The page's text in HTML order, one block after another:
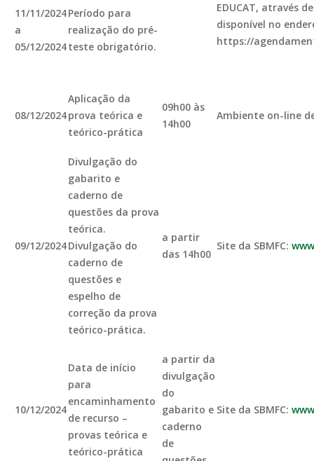
11/11/2024
a
05/12/2024
Período para
realização do pré-
teste obrigatório.
EDUCAT, através
disponível no
https://
08/12/2024
Aplicação da
prova teórica e
teórico-prática
09h00 às
14h00
Ambiente on-line
09/12/2024
Divulgação do
gabarito e
caderno de
questões da prova
teórica.
Divulgação do
caderno de
questões e
espelho de
correção da prova
teórico-prática.
a partir
das 14h00
Site da SBMFC:
10/12/2024
Data de início
para
encaminhamento
de recurso –
provas teórica e
teórico-prática
a partir da
divulgação
do
gabarito e
caderno
de
Site da SBMFC: